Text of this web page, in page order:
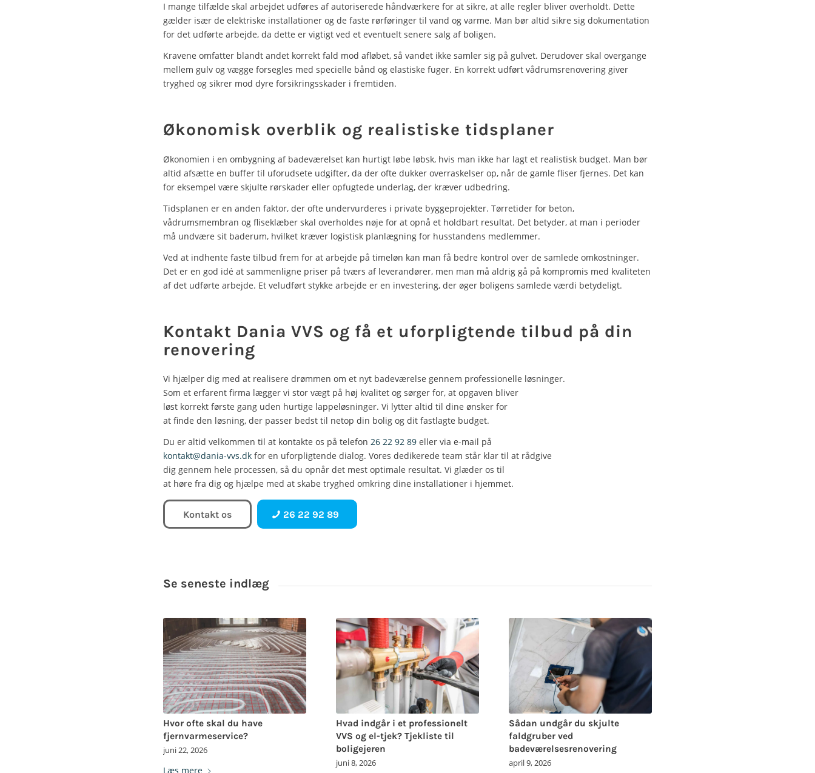
I mange tilfælde skal arbejdet udføres af autoriserede håndværkere for at sikre, at alle regler bliver overholdt. Dette
gælder især de elektriske installationer og de faste rørføringer til vand og varme. Man bør altid sikre sig dokumentation
for det udførte arbejde, da dette er vigtigt ved et eventuelt senere salg af boligen.
Kravene omfatter blandt andet korrekt fald mod afløbet, så vandet ikke samler sig på gulvet. Derudover skal overgange
mellem gulv og vægge forsegles med specielle bånd og elastiske fuger. En korrekt udført vådrumsrenovering giver
tryghed og sikrer mod dyre forsikringsskader i fremtiden.
Økonomisk overblik og realistiske tidsplaner
Økonomien i en ombygning af badeværelset kan hurtigt løbe løbsk, hvis man ikke har lagt et realistisk budget. Man bør
altid afsætte en buffer til uforudsete udgifter, da der ofte dukker overraskelser op, når de gamle fliser fjernes. Det kan
for eksempel være skjulte rørskader eller opfugtede underlag, der kræver udbedring.
Tidsplanen er en anden faktor, der ofte undervurderes i private byggeprojekter. Tørretider for beton,
vådrumsmembran og fliseklæber skal overholdes nøje for at opnå et holdbart resultat. Det betyder, at man i perioder
må undvære sit baderum, hvilket kræver logistisk planlægning for husstandens medlemmer.
Ved at indhente faste tilbud frem for at arbejde på timeløn kan man få bedre kontrol over de samlede omkostninger.
Det er en god idé at sammenligne priser på tværs af leverandører, men man må aldrig gå på kompromis med kvaliteten
af det udførte arbejde. Et veludført stykke arbejde er en investering, der øger boligens samlede værdi betydeligt.
Kontakt Dania VVS og få et uforpligtende tilbud på din
renovering
Vi hjælper dig med at realisere drømmen om et nyt badeværelse gennem professionelle løsninger.
Som et erfarent firma lægger vi stor vægt på høj kvalitet og sørger for, at opgaven bliver
løst korrekt første gang uden hurtige lappeløsninger. Vi lytter altid til dine ønsker for
at finde den løsning, der passer bedst til netop din bolig og dit fastlagte budget.
Du er altid velkommen til at kontakte os på telefon 26 22 92 89eller via e-mail på
kontakt@dania-vvs.dkfor en uforpligtende dialog. Vores dedikerede team står klar til at rådgive
dig gennem hele processen, så du opnår det mest optimale resultat. Vi glæder os til
at høre fra dig og hjælpe med at skabe tryghed omkring dine installationer i hjemmet.
Kontakt os 26 22 92 89
Se seneste indlæg
Hvor ofte skal du have
fjernvarmeservice?
juni 22, 2026
Læs mere
Hvad indgår i et professionelt
VVS og el-tjek? Tjekliste til
boligejeren
juni 8, 2026
Sådan undgår du skjulte
faldgruber ved
badeværelsesrenovering
april 9, 2026